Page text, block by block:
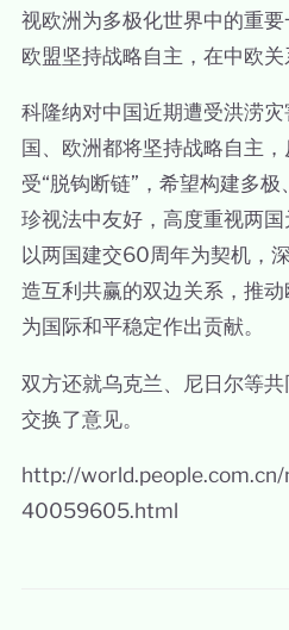
视欧洲为多极化世界中的重
欧盟坚持战略自主，在中欧关
科隆纳对中国近期遭受洪涝
国、欧洲都将坚持战略自主
受“脱钩断链”，希望构建多
珍视法中友好，高度重视两
以两国建交60周年为契机，
造互利共赢的双边关系，推
为国际和平稳定作出贡献。
双方还就乌克兰、尼日尔等
交换了意见。
http://
40059605.html